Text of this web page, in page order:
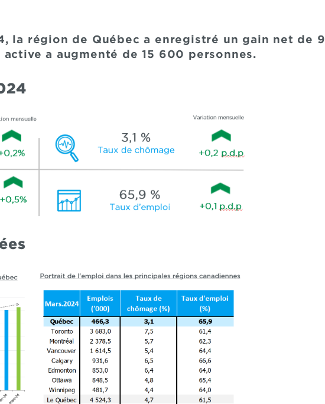
la région de Québec a enregistré un gain net de 9
a augmenté de 15 600 personnes.